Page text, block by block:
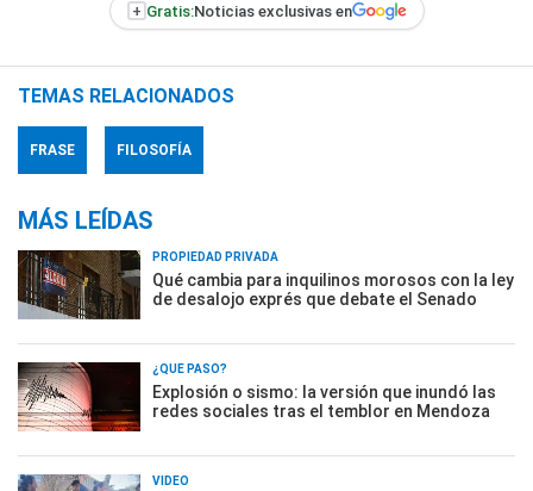
+ Gratis:Noticias exclusivas en
TEMAS RELACIONADOS
FRASE FILOSOFÍA
MÁS LEÍDAS
PROPIEDAD PRIVADA
Qué cambia para inquilinos morosos con la ley
de desalojo exprés que debate el Senado
¿QUÉ PASÓ?
Explosión o sismo: la versión que inundó las
redes sociales tras el temblor en Mendoza
VIDEO